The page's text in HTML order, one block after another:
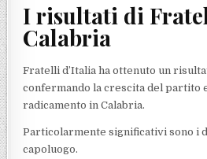
I risultati di
Calabria
Fratelli d’Italia ha ottenuto un
confermando la crescita del partito
radicamento in Calabria.
Particolarmente significativi sono i
capoluogo.